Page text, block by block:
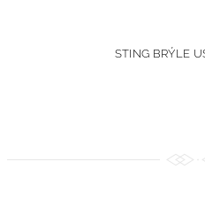
STING BRÝLE